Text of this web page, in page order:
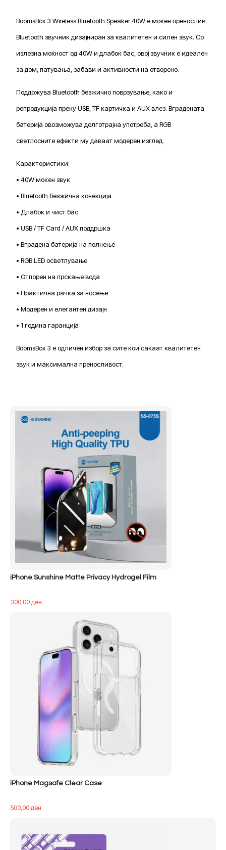
BoomsBox 3 Wireless Bluetooth Speaker 40W е моќен пренослив
Bluetooth звучник дизајниран за квалитетен и силен звук. Со
излезна моќност од 40W и длабок бас, овој звучник е идеален
за дом, патувања, забави и активности на отворено.
Поддржува Bluetooth безжично поврзување, како и
репродукција преку USB, TF картичка и AUX влез. Вградената
батерија овозможува долготрајна употреба, а RGB
светлосните ефекти му даваат модерен изглед.
Карактеристики:
• 40W моќен звук
• Bluetooth безжична конекција
• Длабок и чист бас
• USB / TF Card / AUX поддршка
• Вградена батерија на полнење
• RGB LED осветлување
• Отпорен на прскање вода
• Практична рачка за носење
• Модерен и елегантен дизајн
• 1 година гаранција
BoomsBox 3 е одличен избор за сите кои сакаат квалитетен
звук и максимална преносливост.
iPhone Sunshine Matte Privacy Hydrogel Film
300,00ден
iPhone Magsafe Clear Case
500,00ден